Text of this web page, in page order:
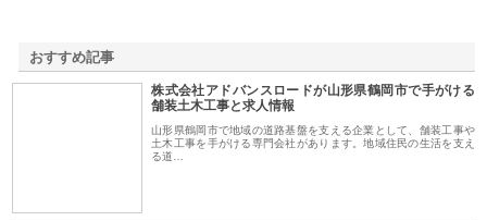
おすすめ記事
株式会社アドバンスロードが山形県鶴岡市で手がける
舗装土木工事と求人情報
山形県鶴岡市で地域の道路基盤を支える企業として、舗装工事や
土木工事を手がける専門会社があります。地域住民の生活を支え
る道…